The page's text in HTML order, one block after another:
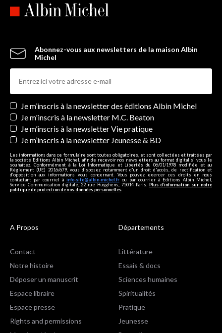
Abonnez-vous aux newsletters de la maison Albin
Michel
Newsletters
Je m’inscris à la newsletter des éditions Albin Michel
Je m'inscris à la newsletter M.C. Beaton
Je m’inscris à la newsletter Vie pratique
Je m’inscris à la newsletter Jeunesse & BD
Les informations dans ce formulaire sont toutes obligatoires, et sont collectées et traitées par
la société Editions Albin Michel, afin de recevoir nos newsletters au format digital si vous le
souhaitez. Conformément à la Loi Informatique et Libertés du 06/01/1978 modifiée et au
Règlement (UE) 2016/679, vous disposez notamment d'un droit d'accès, de rectification et
d’opposition aux informations vous concernant. Vous pouvez exercer ces droits en nous
contactant par courriel à info-site@albin-michel.fr ou par courrier à Editions Albin Michel,
Service Communication digitale, 22 rue Huyghens, 75014 Paris. Plus d’information sur notre
politique de protection de vos données personnelles
A Propos
Contact
Notre histoire
Déposer un manuscrit
Espace libraire
Espace presse
Rights and permissions
Départements
Littérature
Essais & docs
Sciences humaines
Spiritualités
Pratique
Jeunesse